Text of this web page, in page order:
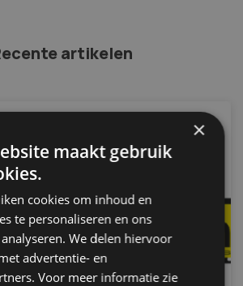
artikelen
×
maakt gebruik
cookies om inhoud en
te personaliseren en ons
We delen hiervoor
advertentie- en
Voor meer informatie zie